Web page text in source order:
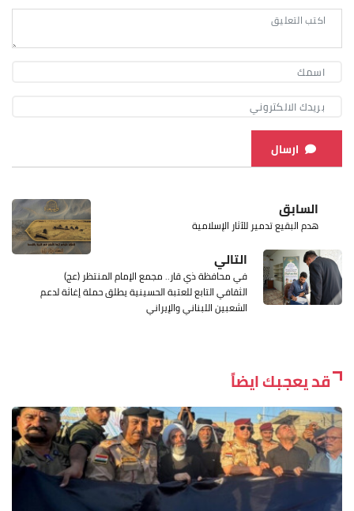
ارسال
السابق
هدم البقيع تدمير للآثار الإسلامية
التالي
في محافظة ذي قار.. مجمع الإمام المنتظر (عج)
الثقافي التابع للعتبة الحسينية يطلق حملة إغاثة لدعم
الشعبين اللبناني والإيراني
قد يعجبك ايضاً